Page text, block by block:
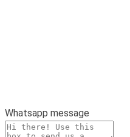
Whatsapp message